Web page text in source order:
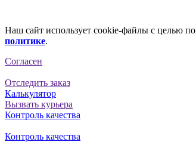
Наш сайт использует cookie-файлы с целью
политике.
Согласен
Отследить заказ
Калькулятор
Вызвать курьера
Контроль качества
Контроль качества